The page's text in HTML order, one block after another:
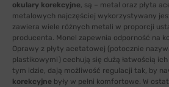
okulary korekcyjne, są – metal oraz płyta
metalowych najczęściej wykorzystywany
zawiera wiele różnych metali w proporcji
producenta. Monel zapewnia odporność na
Oprawy z płyty acetatowej (potocznie
plastikowymi) cechują się dużą łatwością ich
tym idzie, dają możliwość regulacji tak, by
korekcyjne były w pełni komfortowe. W